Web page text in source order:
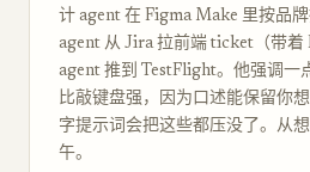
计 agent 在 Figma Make 里按品
agent 从 Jira 拉前端 ticket（带着
agent 推到 TestFlight。他强调一
比敲键盘强，因为口述能保留你
字提示词会把这些都压没了。从
午。